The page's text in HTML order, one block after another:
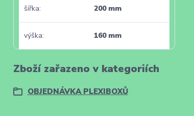
šířka 200 mm
výška 160 mm
Zboží zařazeno v kategoriích
OBJEDNÁVKA PLEXIBOXŮ